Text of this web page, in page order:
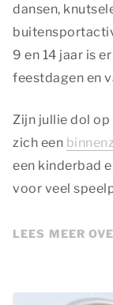
dansen,
9 en 14 jaar is
feestdagen en
Zijn jullie dol
zich een
een kinderbad
voor veel
LEES MEER